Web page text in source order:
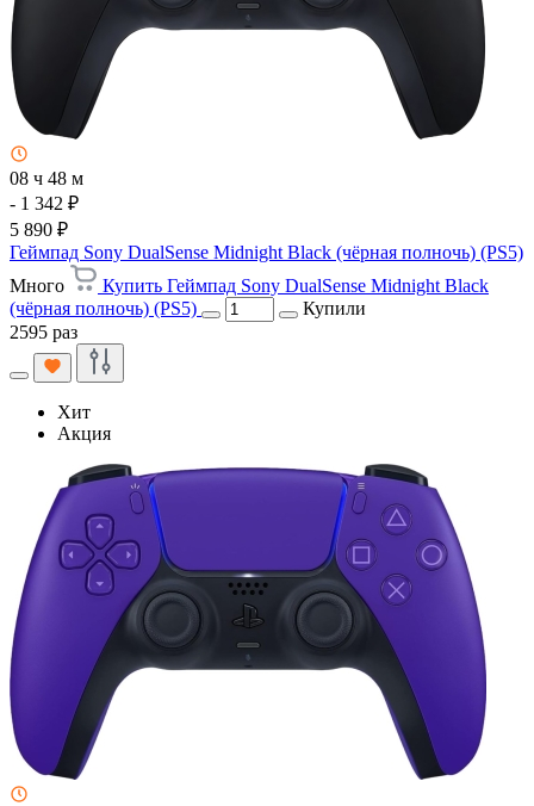
08 ч 48 м
- 1 342 ₽
5 890 ₽
Геймпад Sony DualSense Midnight Black (чёрная полночь) (PS5)
Много
Купить Геймпад Sony DualSense Midnight Black
(чёрная полночь) (PS5)
Купили
2595 раз
Хит
Акция